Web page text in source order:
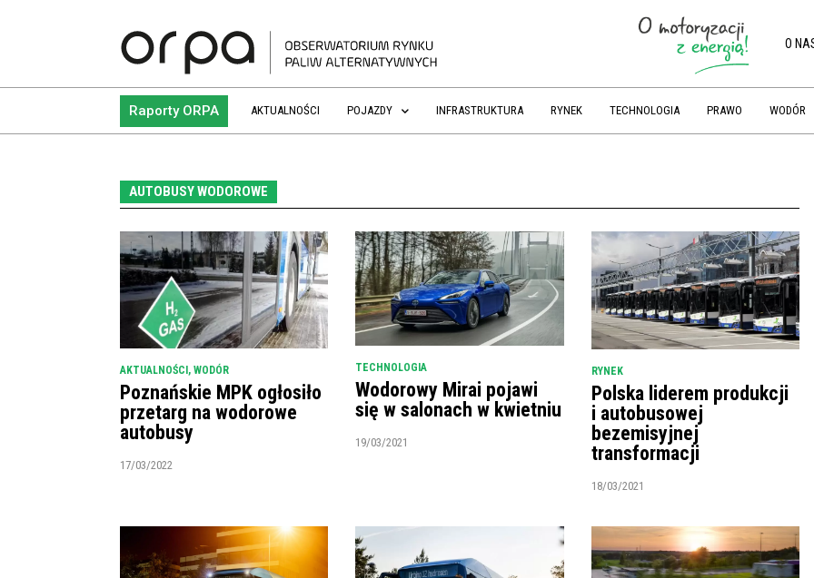
O
Raporty ORPA AKTUALNOŚCI POJAZDY INFRASTRUKTURA RYNEK TECHNOLOGIA PRAWO WODÓR
AUTOBUSY WODOROWE
AKTUALNOŚCI , WODÓR
Poznańskie MPK ogłosiło
przetarg na wodorowe
autobusy
17/03/2022
TECHNOLOGIA
Wodorowy Mirai pojawi
się w salonach w kwietniu
19/03/2021
RYNEK
Polska liderem produkcji
i autobusowej
bezemisyjnej
transformacji
18/03/2021